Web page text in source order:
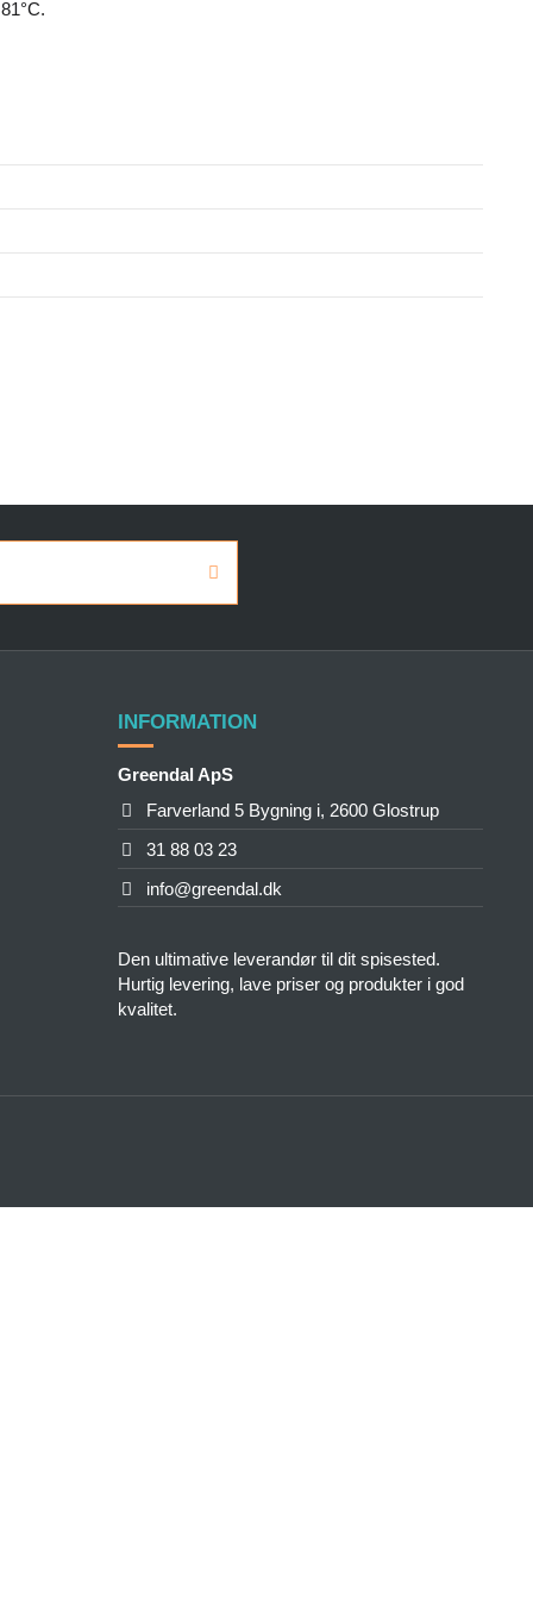
INFORMATION
Greendal ApS
Farverland 5 Bygning i, 2600 Glostrup
31 88 03 23
info@greendal.dk
Den ultimative leverandør til dit spisested.
Hurtig levering, lave priser og produkter i god
kvalitet.